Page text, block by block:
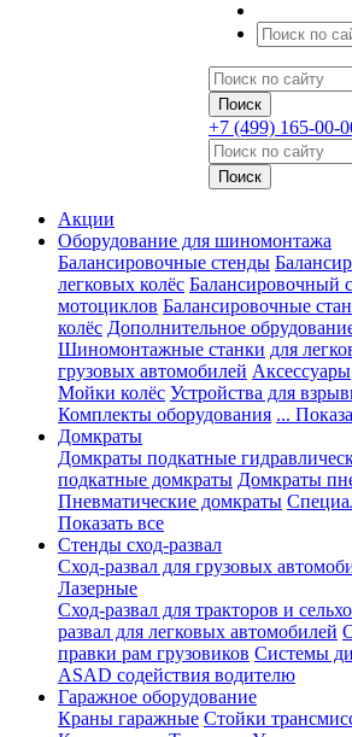
+7 (499) 165-00-
Акции
Оборудование для шиномонтажа
Балансировочные стенды
легковых колёс Балансировочный
мотоциклов Балансировочные
колёс Дополнительное
Шиномонтажные станки для
грузовых автомобилей Аксессуары
Мойки колёс Устройства для
Комплекты оборудования ...
Домкраты
Домкраты подкатные
подкатные домкраты Домкраты
Пневматические домкраты
Показать все
Стенды сход-развал
Сход-развал для грузовых
Лазерные
Сход-развал для тракторов и
развал для легковых автомобилей
правки рам грузовиков Системы
ASAD содействия водителю
Гаражное оборудование
Краны гаражные Стойки